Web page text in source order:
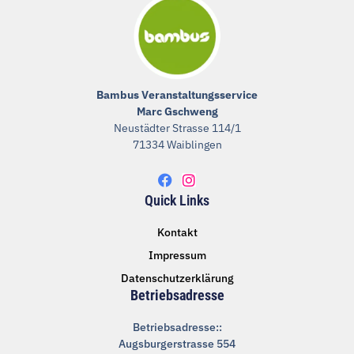
Bambus Veranstaltungsservice
Marc Gschweng
Neustädter Strasse 114/1
71334 Waiblingen
F
a
c
b
o
o
k
I
n
s
a
g
r
a
m
Quick Links
Kontakt
Impressum
Datenschutzerklärung
Betriebsadresse
Betriebsadresse::
Augsburgerstrasse 554